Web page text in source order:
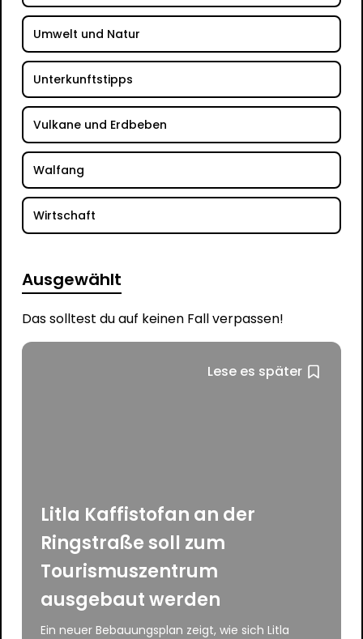
Umwelt und Natur
Unterkunftstipps
Vulkane und Erdbeben
Walfang
Wirtschaft
Ausgewählt
Das solltest du auf keinen Fall verpassen!
Lese es später
Litla Kaffistofan an der
Ringstraße soll zum
Tourismuszentrum
ausgebaut werden
Ein neuer Bebauungsplan zeigt, wie sich Litla